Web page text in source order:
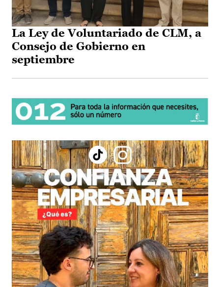
La Ley de Voluntariado de CLM, a
Consejo de Gobierno en
septiembre